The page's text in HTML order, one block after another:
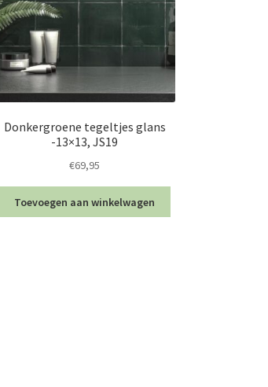
Donkergroene tegeltjes glans
-13×13, JS19
€69,95
Toevoegen aan winkelwagen